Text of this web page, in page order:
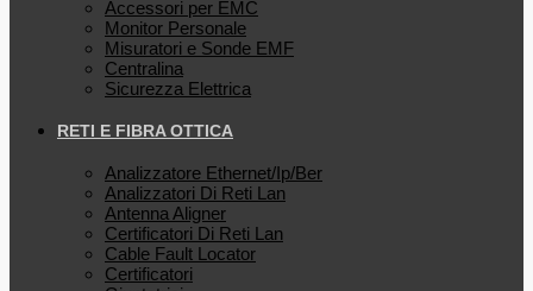
Accessori per EMC
Monitor Personale
Misuratori e Sonde EMF
Centralina
Sicurezza Elettrica
RETI E FIBRA OTTICA
Analizzatore Ethernet/Ip/Ber
Analizzatori Di Reti Lan
Antenna Aligner
Certificatori Di Reti Lan
Cable Fault Locator
Certificatori